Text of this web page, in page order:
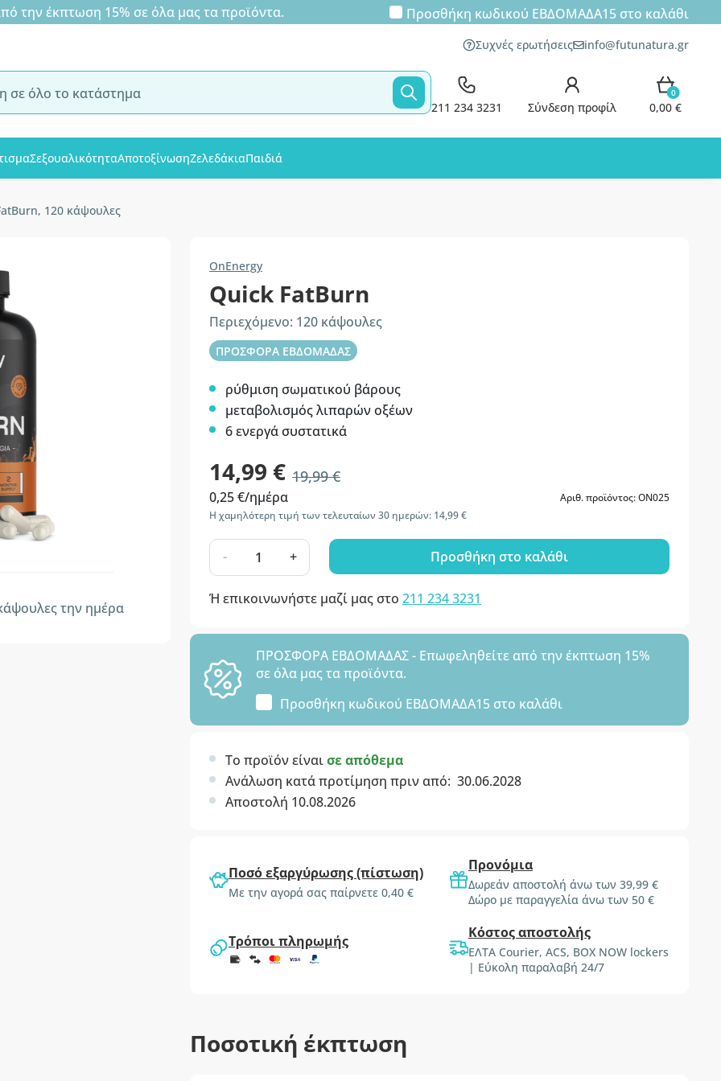
έκπτωση 15% σε όλα μας τα προϊόντα. Προσθήκη κωδικού ΕΒΔΟΜΑΔΑ15στο καλάθι
Συχνές ερωτήσεις info@futunatura.gr
211 234 3231 Σύνδεση προφίλ
0
0,00 €
ΣεξουαλικότηταΑποτοξίνωσηΖελεδάκιαΠαιδιά
120 κάψουλες
την ημέρα
OnEnergy
Quick FatBurn
Περιεχόμενο: 120 κάψουλες
ΠΡΟΣΦΟΡΑ ΕΒΔΟΜΑΔΑΣ
ρύθμιση σωματικού βάρους
μεταβολισμός λιπαρών οξέων
6 ενεργά συστατικά
14,99 € 19,99 €
0,25 €/ημέρα
Αριθ. προϊόντος: ON025
Η χαμηλότερη τιμή των τελευταίων 30 ημερών: 14,99 €
- + Προσθήκη στο καλάθι
Ή επικοινωνήστε μαζί μας στο 211 234 3231
ΠΡΟΣΦΟΡΑ ΕΒΔΟΜΑΔΑΣ - Επωφεληθείτε από την έκπτωση 15%
σε όλα μας τα προϊόντα.
Προσθήκη κωδικού ΕΒΔΟΜΑΔΑ15 στο καλάθι
Το προϊόν είναισε απόθεμα
Ανάλωση κατά προτίμηση πριν από: 30.06.2028
Αποστολή 10.08.2026
Ποσό εξαργύρωσης (πίστωση)
Με την αγορά σας παίρνετε 0,40 €
Προνόμια
Δωρεάν αποστολή άνω των 39,99 €
Δώρο με παραγγελία άνω των 50 €
Τρόποι πληρωμής Κόστος αποστολής
ΕΛΤΑ Courier, ACS, BOX NOW lockers
| Εύκολη παραλαβή 24/7
Ποσοτική έκπτωση